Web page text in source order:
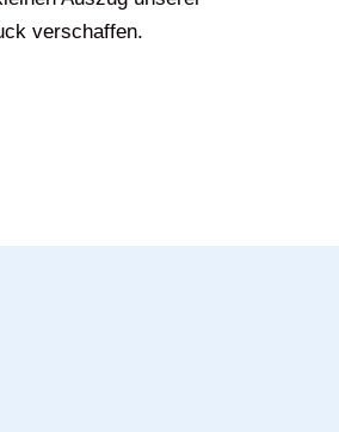
verschaffen.